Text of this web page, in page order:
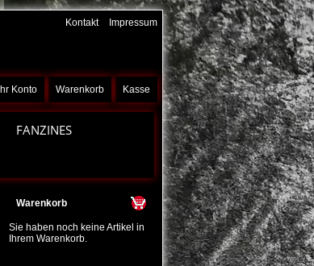
Kontakt Impressum
Kasse
Warenkorb
Ihr Konto
FANZINES
Warenkorb
Sie haben noch keine Artikel in
Ihrem Warenkorb.